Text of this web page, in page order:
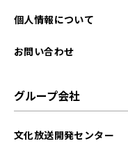
個人情報について
お問い合わせ
グループ会社
文化放送開発センター